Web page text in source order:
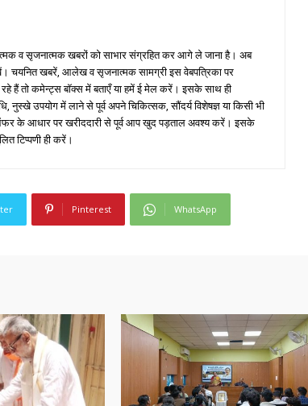
व सृजनात्मक खबरों को साभार संग्रहित कर आगे ले जाना है। अब
चयनित खबरें, आलेख व सृजनात्मक सामग्री इस वेबपत्रिका पर
हैं तो कमेन्ट्स बॉक्स में बताएँ या हमें ई मेल करें। इसके साथ ही
उपयोग में लाने से पूर्व अपने चिकित्सक, सौंदर्य विशेषज्ञ या किसी भी
के आधार पर खरीददारी से पूर्व आप खुद पड़ताल अवश्य करें। इसके
टिप्पणी ही करें।
Pinterest WhatsApp